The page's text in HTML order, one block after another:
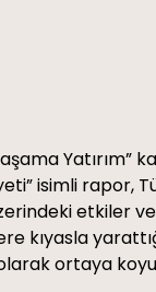
Yatırım”
isimli rapor,
etkiler
kıyasla
ortaya